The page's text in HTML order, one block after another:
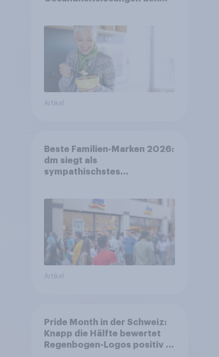
Artikel
Beste Familien-Marken 2026:
dm siegt als
sympathischstes
Artikel
Pride Month in der Schweiz:
Knapp die Hälfte bewertet
Regenbogen-Logos positiv –